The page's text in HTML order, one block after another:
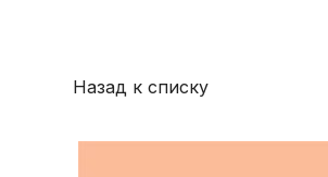
Назад к списку